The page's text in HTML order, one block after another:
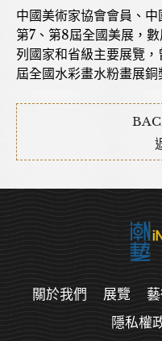
中國美術家協會會員、
第7、第8屆全國美展，
列國家和省級主要展覽
屆全國水彩畫水粉畫展銅
關於我們 展覽
隱私權